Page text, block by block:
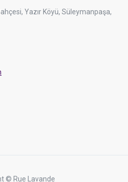
Yazır Köyü, Süleymanpaşa,
© Rue Lavande